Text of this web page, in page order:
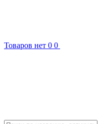
Товаров нет 0 0